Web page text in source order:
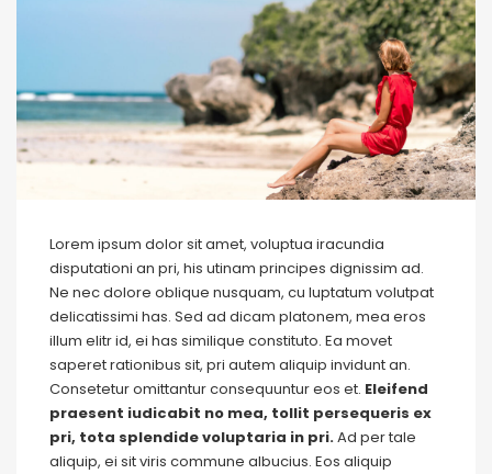
Lorem ipsum dolor sit amet, voluptua iracundia
disputationi an pri, his utinam principes dignissim ad.
Ne nec dolore oblique nusquam, cu luptatum volutpat
delicatissimi has. Sed ad dicam platonem, mea eros
illum elitr id, ei has similique constituto. Ea movet
saperet rationibus sit, pri autem aliquip invidunt an.
Consetetur omittantur consequuntur eos et. Eleifend
praesent iudicabit no mea, tollit persequeris ex
pri, tota splendide voluptaria in pri.Ad per tale
aliquip, ei sit viris commune albucius. Eos aliquip